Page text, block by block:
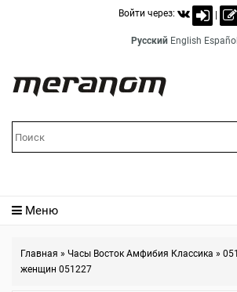
Войти через:
Русский English Español
Меню
Главная » Часы Восток Амфибия Классика » 051
женщин 051227